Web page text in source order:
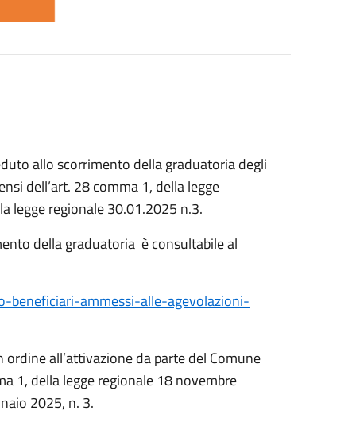
allo scorrimento della graduatoria degli
dell’art. 28 comma 1, della legge
legge regionale 30.01.2025 n.3.
della graduatoria è consultabile al
ammessi-alle-agevolazioni-
all’attivazione da parte del Comune
1, della legge regionale 18 novembre
2025, n. 3.